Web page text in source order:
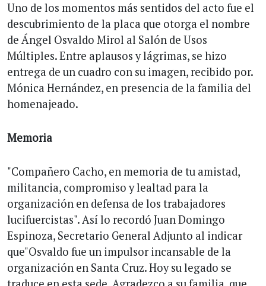
Uno de los momentos más sentidos del acto fue el
descubrimiento de la placa que otorga el nombre
de Ángel Osvaldo Mirol al Salón de Usos
Múltiples. Entre aplausos y lágrimas, se hizo
entrega de un cuadro con su imagen, recibido por.
Mónica Hernández, en presencia de la familia del
homenajeado.
Memoria
"Compañero Cacho, en memoria de tu amistad,
militancia, compromiso y lealtad para la
organización en defensa de los trabajadores
lucifuercistas". Así lo recordó Juan Domingo
Espinoza, Secretario General Adjunto al indicar
que"Osvaldo fue un impulsor incansable de la
organización en Santa Cruz. Hoy su legado se